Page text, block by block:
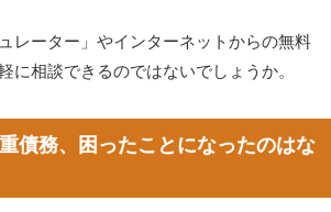
レーター」やインターネットからの無料
に相談できるのではないでしょうか。
債務、困ったことになったのはな